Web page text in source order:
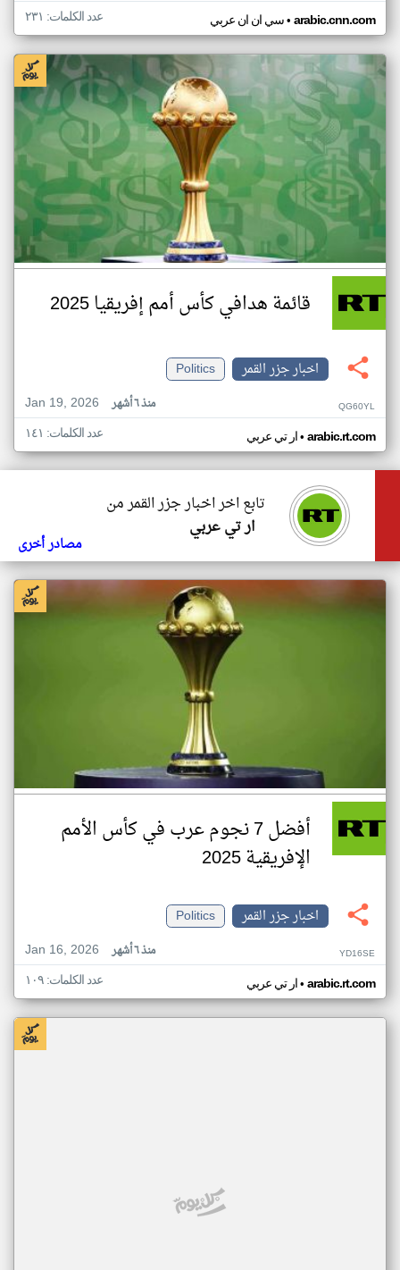
سي ان ان عربي• arabic.cnn.com عدد الكلمات: ٢٣١
قائمة هدافي كأس أمم إفريقيا 2025
اخبار جزر القمر
Politics
Jan 19, 2026
منذ ٦ أشهر QG60YL
ار تي عربي• arabic.rt.com عدد الكلمات: ١٤١
تابع اخر اخبار جزر القمر من
ار تي عربي
مصادر أخرى
أفضل 7 نجوم عرب في كأس الأمم
الإفريقية 2025
اخبار جزر القمر
Politics
Jan 16, 2026
منذ ٦ أشهر YD16SE
ار تي عربي• arabic.rt.com عدد الكلمات: ١٠٩